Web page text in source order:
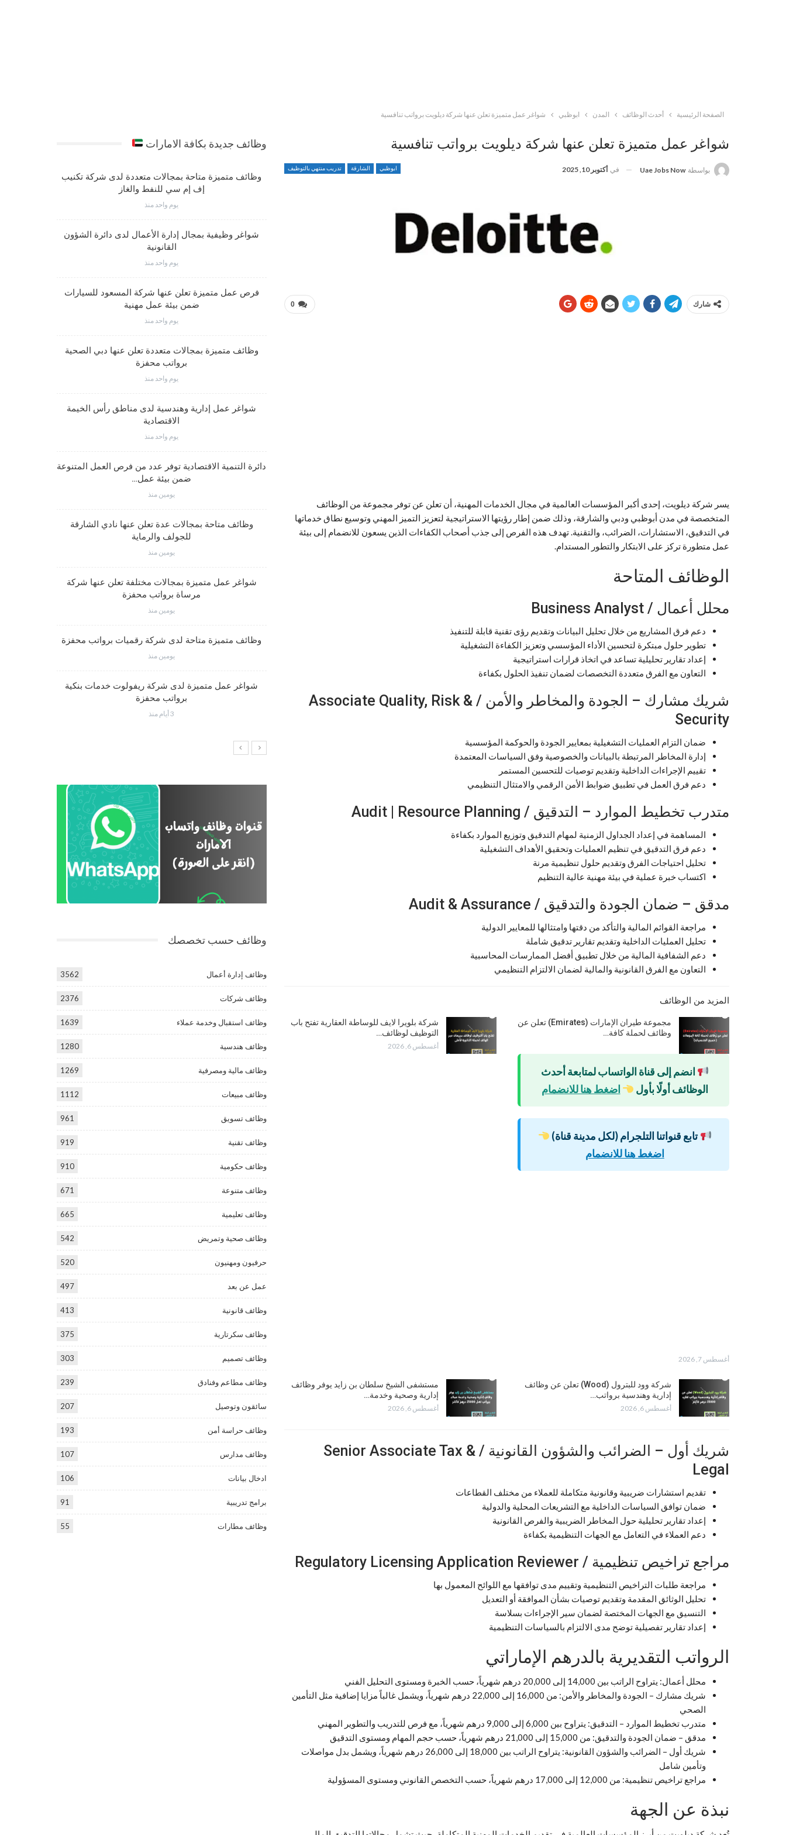
الصفحة الرئيسية أحدث الوظائف المدن ابوظبي شواغر عمل متميزة تعلن عنها شركة ديلويت برواتب تنافسية
شواغر عمل متميزة تعلن عنها شركة ديلويت برواتب تنافسية
ابوظبي الشارقة تدريب منتهي بالتوظيف بواسطة Uae Jobs Now في أكتوبر 10, 2025
0 شارك
يسر شركة ديلويت، إحدى أكبر المؤسسات العالمية في مجال الخدمات المهنية، أن تعلن عن توفر مجموعة من الوظائف
المتخصصة في مدن أبوظبي ودبي والشارقة، وذلك ضمن إطار رؤيتها الاستراتيجية لتعزيز التميز المهني وتوسيع نطاق خدماتها
في التدقيق، الاستشارات، الضرائب، والتقنية. تهدف هذه الفرص إلى جذب أصحاب الكفاءات الذين يسعون للانضمام إلى بيئة
عمل متطورة تركز على الابتكار والتطور المستدام.
الوظائف المتاحة
محلل أعمال / Business Analyst
دعم فرق المشاريع من خلال تحليل البيانات وتقديم رؤى تقنية قابلة للتنفيذ
تطوير حلول مبتكرة لتحسين الأداء المؤسسي وتعزيز الكفاءة التشغيلية
إعداد تقارير تحليلية تساعد في اتخاذ قرارات استراتيجية
التعاون مع الفرق متعددة التخصصات لضمان تنفيذ الحلول بكفاءة
شريك مشارك – الجودة والمخاطر والأمن / Associate Quality, Risk &
Security
ضمان التزام العمليات التشغيلية بمعايير الجودة والحوكمة المؤسسية
إدارة المخاطر المرتبطة بالبيانات والخصوصية وفق السياسات المعتمدة
تقييم الإجراءات الداخلية وتقديم توصيات للتحسين المستمر
دعم فرق العمل في تطبيق ضوابط الأمن الرقمي والامتثال التنظيمي
متدرب تخطيط الموارد – التدقيق / Audit | Resource Planning
المساهمة في إعداد الجداول الزمنية لمهام التدقيق وتوزيع الموارد بكفاءة
دعم فرق التدقيق في تنظيم العمليات وتحقيق الأهداف التشغيلية
تحليل احتياجات الفرق وتقديم حلول تنظيمية مرنة
اكتساب خبرة عملية في بيئة مهنية عالية التنظيم
مدقق – ضمان الجودة والتدقيق / Audit & Assurance
مراجعة القوائم المالية والتأكد من دقتها وامتثالها للمعايير الدولية
تحليل العمليات الداخلية وتقديم تقارير تدقيق شاملة
دعم الشفافية المالية من خلال تطبيق أفضل الممارسات المحاسبية
التعاون مع الفرق القانونية والمالية لضمان الالتزام التنظيمي
المزيد من الوظائف
مجموعة طيران الإمارات (Emirates) تعلن عن
وظائف لحملة كافة…
انضم إلى قناة الواتساب لمتابعة أحدث
الوظائف أولًا بأول
اضغط هنا للانضمام
تابع قنواتنا التلجرام (لكل مدينة قناة)
اضغط هنا للانضمام
أغسطس 7, 2026
شركة بلويرا لايف للوساطة العقارية تفتح باب
التوظيف لوظائف…
أغسطس 6, 2026
شركة وود للبترول (Wood) تعلن عن وظائف
إدارية وهندسية برواتب…
أغسطس 6, 2026
مستشفى الشيخ سلطان بن زايد يوفر وظائف
إدارية وصحية وخدمة…
أغسطس 6, 2026
شريك أول – الضرائب والشؤون القانونية / Senior Associate Tax &
Legal
تقديم استشارات ضريبية وقانونية متكاملة للعملاء من مختلف القطاعات
ضمان توافق السياسات الداخلية مع التشريعات المحلية والدولية
إعداد تقارير تحليلية حول المخاطر الضريبية والفرص القانونية
دعم العملاء في التعامل مع الجهات التنظيمية بكفاءة
مراجع تراخيص تنظيمية / Regulatory Licensing Application Reviewer
مراجعة طلبات التراخيص التنظيمية وتقييم مدى توافقها مع اللوائح المعمول بها
تحليل الوثائق المقدمة وتقديم توصيات بشأن الموافقة أو التعديل
التنسيق مع الجهات المختصة لضمان سير الإجراءات بسلاسة
إعداد تقارير تفصيلية توضح مدى الالتزام بالسياسات التنظيمية
الرواتب التقديرية بالدرهم الإماراتي
محلل أعمال: يتراوح الراتب بين 14,000 إلى 20,000 درهم شهرياً، حسب الخبرة ومستوى التحليل الفني
شريك مشارك – الجودة والمخاطر والأمن: من 16,000 إلى 22,000 درهم شهرياً، ويشمل غالباً مزايا إضافية مثل التأمين
الصحي
متدرب تخطيط الموارد – التدقيق: يتراوح بين 6,000 إلى 9,000 درهم شهرياً، مع فرص للتدريب والتطوير المهني
مدقق – ضمان الجودة والتدقيق: من 15,000 إلى 21,000 درهم شهرياً، حسب حجم المهام ومستوى التدقيق
شريك أول – الضرائب والشؤون القانونية: يتراوح الراتب بين 18,000 إلى 26,000 درهم شهرياً، ويشمل بدل مواصلات
وتأمين شامل
مراجع تراخيص تنظيمية: من 12,000 إلى 17,000 درهم شهرياً، حسب التخصص القانوني ومستوى المسؤولية
نبذة عن الجهة
وظائف جديدة بكافة الامارات
وظائف متميزة ضمن بيئة عمل مهنية برواتب محفزة
Cosmetic Group
4 أسابيع منذ
4 أسابيع منذ
شواغر وظيفية متميزة بمجال التسويق برواتب تنافسية
وظائف متميزة تعلن عنها طيران أبوظبي بمجالات عدة و
وظائف متميزة متاحة بمجالات متعددة لدى شركة تكنيب
إف إم سي للنفط والغاز
يوم واحد منذ
شواغر وظيفية بمجال إدارة الأعمال لدى دائرة الشؤون
القانونية
يوم واحد منذ
فرص عمل متميزة تعلن عنها شركة المسعود للسيارات
ضمن بيئة عمل مهنية
يوم واحد منذ
وظائف متميزة بمجالات متعددة تعلن عنها دبي الصحية
برواتب محفزة
يوم واحد منذ
شواغر عمل إدارية وهندسية لدى مناطق رأس الخيمة
الاقتصادية
يوم واحد منذ
دائرة التنمية الاقتصادية توفر عدد من فرص العمل المتنوعة
ضمن بيئة عمل…
يومين منذ
وظائف متاحة بمجالات عدة تعلن عنها نادي الشارقة
للجولف والرماية
يومين منذ
شواغر عمل متميزة بمجالات مختلفة تعلن عنها شركة
مرساة برواتب محفزة
يومين منذ
وظائف متميزة متاحة لدى شركة رقميات برواتب محفزة
يومين منذ
شواغر عمل متميزة لدى شركة ريفولوت خدمات بنكية
برواتب محفزة
3 أيام منذ
وظائف حسب تخصصك
وظائف إدارة أعمال 3562
وظائف شركات 2376
وظائف استقبال وخدمة عملاء 1639
وظائف هندسية 1280
وظائف مالية ومصرفية 1269
وظائف مبيعات 1112
وظائف تسويق 961
وظائف تقنية 919
وظائف حكومية 910
وظائف متنوعة 671
وظائف تعليمية 665
وظائف صحية وتمريض 542
حرفيون ومهنيون 520
عمل عن بعد 497
وظائف قانونية 413
وظائف سكرتارية 375
وظائف تصميم 303
وظائف مطاعم وفنادق 239
سائقون وتوصيل 207
وظائف حراسة أمن 193
وظائف مدارس 107
ادخال بيانات 106
برامج تدريبية 91
وظائف مطارات 55